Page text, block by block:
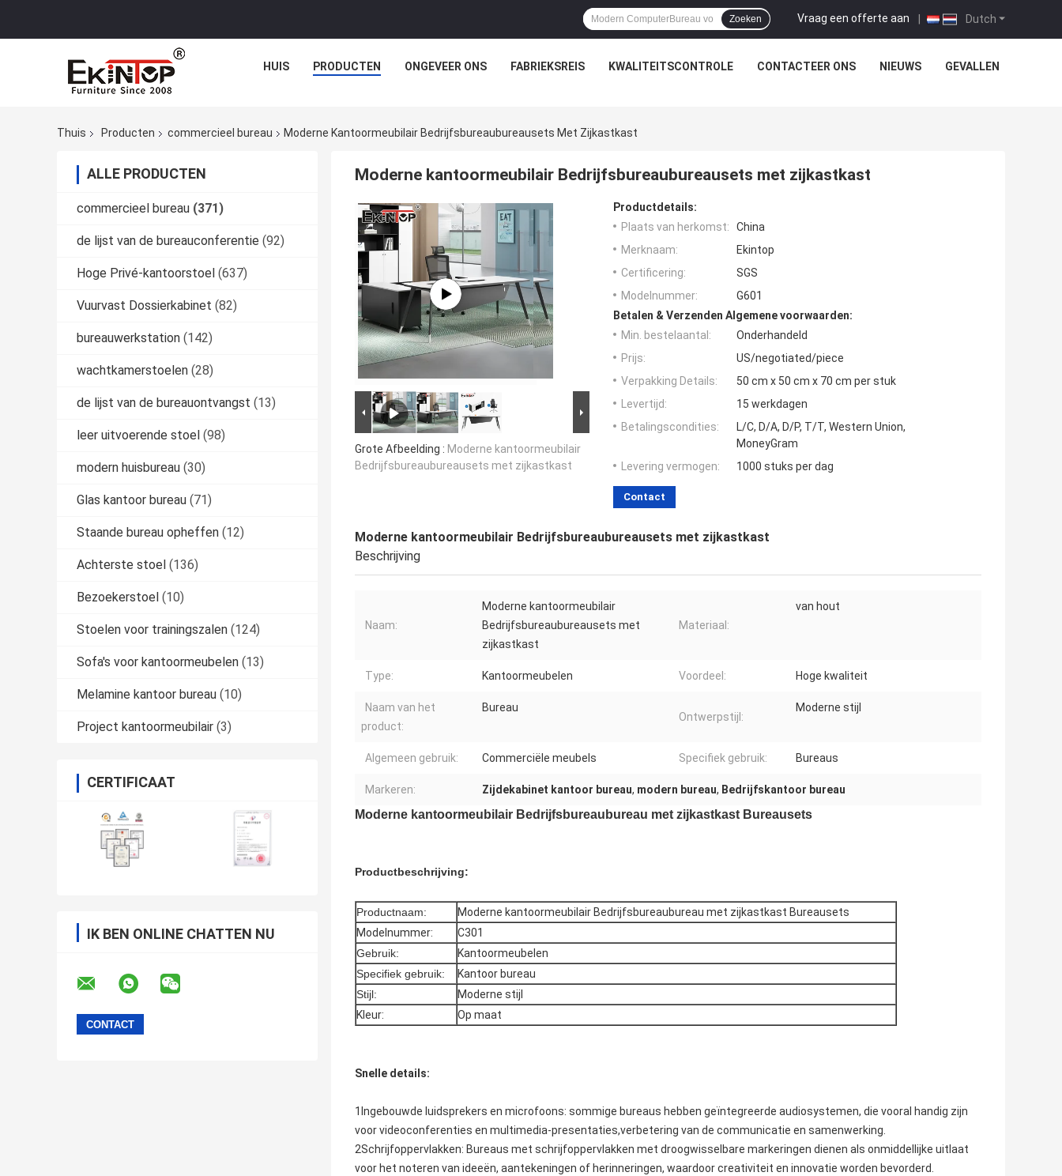
Dutch
Vraag een offerte aan |
Zoeken
HUIS PRODUCTEN ONGEVEER ONS FABRIEKSREIS KWALITEITSCONTROLE CONTACTEER ONS NIEUWS GEVALLEN
Thuis Producten commercieel bureau Moderne Kantoormeubilair Bedrijfsbureaubureausets Met Zijkastkast
ALLE PRODUCTEN
commercieel bureau (371)
de lijst van de bureauconferentie (92)
Hoge Privé-kantoorstoel (637)
Vuurvast Dossierkabinet (82)
bureauwerkstation (142)
wachtkamerstoelen (28)
de lijst van de bureauontvangst (13)
leer uitvoerende stoel (98)
modern huisbureau (30)
Glas kantoor bureau (71)
Staande bureau opheffen (12)
Achterste stoel (136)
Bezoekerstoel (10)
Stoelen voor trainingszalen (124)
Sofa's voor kantoormeubelen (13)
Melamine kantoor bureau (10)
Project kantoormeubilair (3)
CERTIFICAAT
IK BEN ONLINE CHATTEN NU
Moderne kantoormeubilair Bedrijfsbureaubureausets met zijkastkast
Grote Afbeelding : Moderne kantoormeubilair
Bedrijfsbureaubureausets met zijkastkast
Productdetails:
Plaats van herkomst:
China
Merknaam:
Ekintop
Certificering:
SGS
Modelnummer:
G601
Betalen & Verzenden Algemene voorwaarden:
Min. bestelaantal:
Onderhandeld
Prijs:
US/negotiated/piece
Verpakking Details:
50 cm x 50 cm x 70 cm per stuk
Levertijd:
15 werkdagen
Betalingscondities:
L/C, D/A, D/P, T/T, Western Union,
MoneyGram
Levering vermogen:
1000 stuks per dag
Contact
Moderne kantoormeubilair Bedrijfsbureaubureausets met zijkastkast
Beschrijving
Naam:
Moderne kantoormeubilair
Bedrijfsbureaubureausets met
zijkastkast
Materiaal:
van hout
Type: Kantoormeubelen Voordeel: Hoge kwaliteit
Naam van het
product:
Bureau
Ontwerpstijl:
Moderne stijl
Algemeen gebruik: Commerciële meubels Specifiek gebruik: Bureaus
Markeren: Zijdekabinet kantoor bureau, modern bureau, Bedrijfskantoor bureau
Moderne kantoormeubilair Bedrijfsbureaubureau met zijkastkast Bureausets
Productbeschrijving:
Productnaam:
Moderne kantoormeubilair Bedrijfsbureaubureau met zijkastkast Bureausets
Modelnummer:
C301
Gebruik:
Kantoormeubelen
Specifiek gebruik:
Kantoor bureau
Stijl:
Moderne stijl
Kleur:
Op maat
Snelle details:
1Ingebouwde luidsprekers en microfoons: sommige bureaus hebben geïntegreerde audiosystemen, die vooral handig zijn
voor videoconferenties en multimedia-presentaties,verbetering van de communicatie en samenwerking.
2Schrijfoppervlakken: Bureaus met schrijfoppervlakken met droogwisselbare markeringen dienen als onmiddellijke uitlaat
voor het noteren van ideeën, aantekeningen of herinneringen, waardoor creativiteit en innovatie worden bevorderd.